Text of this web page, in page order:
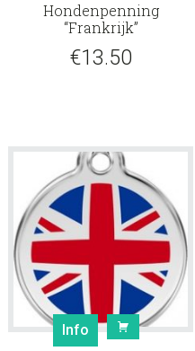
Hondenpenning
“Frankrijk”
€13.50
Info